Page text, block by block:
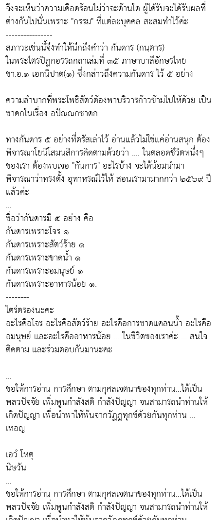
จึงจะเห็นว่าความเดือดร้อนไม่ว่าจะด้านใด ผู้ได้รับจะได้รับผลที่
ต่างกันไปนั่นเพราะ "กรรม" ที่แต่ละบุคคล สะสมทำไว้ค่ะ
----------------
สภาวะเช่นนี้จึงทำให้นึกถึงคำว่า กันดาร (กนฺตาร)
ในพระไตรปิฎกอรรถกถาเล่มที่ ๓๕ ภาษาบาลีอักษรไทย
ชา.อ.๑ เอกนิปาต(๑) ซึ่งกล่าวถึงความกันดาร ไว้ ๕ อย่าง
ความลำบากที่พระโพธิสัตว์ต้องพาบริวารก้าวข้ามไปให้ด้วย เป็น
ชาดกในเรื่อง อปัณณกชาดก
ทางกันดาร ๕ อย่างที่ตรัสเล่าไว้ อ่านแล้วไม่ใช่แค่อ่านสนุก ต้อง
พิจารณาโยนิโสมนสิการคิดตามด้วยว่า .... ในตลอดชีวิตหนึ่งๆ
ของเรา ต้องพบเจอ "กันการ" อะไรบ้าง จะได้น้อมนำมา
พิจารณาว่าทรงตั้ง อุทาหรณ์ไว้ให้ สอนเรามามากกว่า ๒๕๖๙ ปี
แล้วค่ะ
...
ชื่อว่ากันดารมี ๕ อย่าง คือ
กันดารเพราะโจร ๑
กันดารเพราะสัตว์ร้าย ๑
กันดารเพราะขาดน้ำ ๑
กันดารเพราะอมนุษย์ ๑
กันดารเพราะอาหารน้อย ๑.
--------
ไตร่ตรองนะคะ
อะไรคือโจร อะไรคือสัตว์ร้าย อะไรคือการขาดแคลนน้ำ อะไรคือ
อมนุษย์ และอะไรคืออาหารน้อย ... ในชีวิตของเราค่ะ ... สนใจ
ติดตาม และร่วมตอบกันมานะคะ
...
ขอให้การอ่าน การศึกษา ตามกุศลเจตนาของทุกท่าน...ได้เป็น
พลวปัจจัย เพิ่มพูนกำลังสติ กำลังปัญญา จนสามารถนำท่านให้
เกิดปัญญา เพื่อนำพาให้พ้นจากวัฏฏทุกข์ด้วยกันทุกท่าน ...
เทอญ
เอวํ โหตุ
นิษวัน
...
ขอให้การอ่าน การศึกษา ตามกุศลเจตนาของทุกท่าน...ได้เป็น
พลวปัจจัย เพิ่มพูนกำลังสติ กำลังปัญญา จนสามารถนำท่านให้